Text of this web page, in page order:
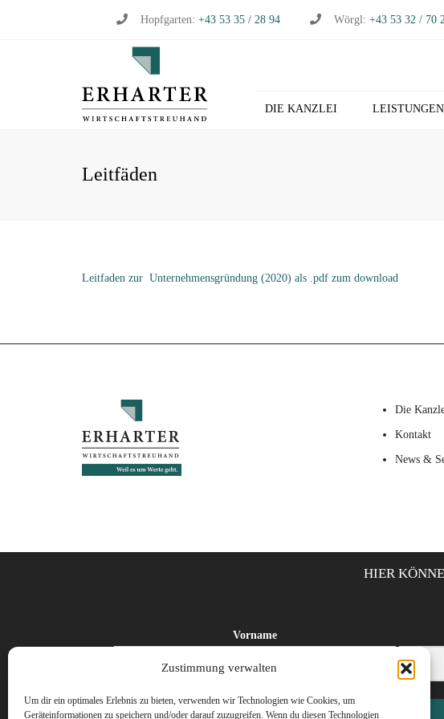
Zustimmung verwalten
Um dir ein optimales Erlebnis zu bieten, verwenden wir Technologien wie Cookies, um
Geräteinformationen zu speichern und/oder darauf zuzugreifen. Wenn du diesen Technologien
Hopfgarten: +43 53 35 / 28 94 Wörgl: +43 53 32 / 70
DIE KANZLEI LEISTUNGEN
Leitfäden
Leitfaden zur Unternehmensgründung (2020) als .pdf zum download
Die
Kontakt
News &
HIER
Vorname